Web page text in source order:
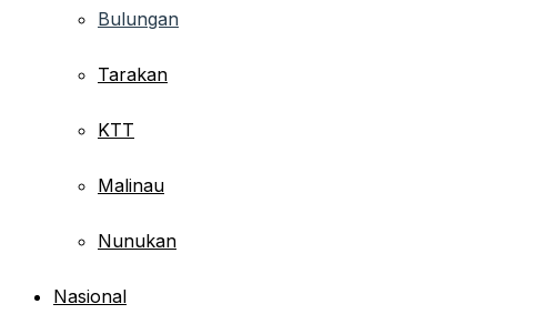
Bulungan
Tarakan
KTT
Malinau
Nunukan
Nasional